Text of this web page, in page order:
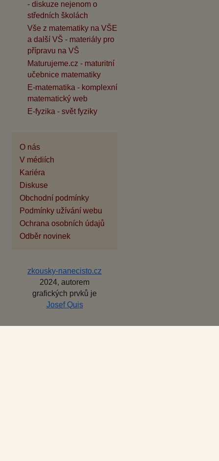
- diskuze nejenom o
středních školách
Vše z matematiky na VŠE
a další VŠ - materiály pro
přípravu na VŠ
Maturujeme.cz - maturitní
učebnice matematiky
E-matematika - komplexní
matematický web
E-fyzika - svět fyziky
O nás
V médiích
Kariéra
Diskuse
Obchodní podmínky
Podmínky užívání webu
Ochrana osobních údajů
Odběr novinek
zkousky-nanecisto.cz
2024, autorem
grafických prvků je
Josef Quis